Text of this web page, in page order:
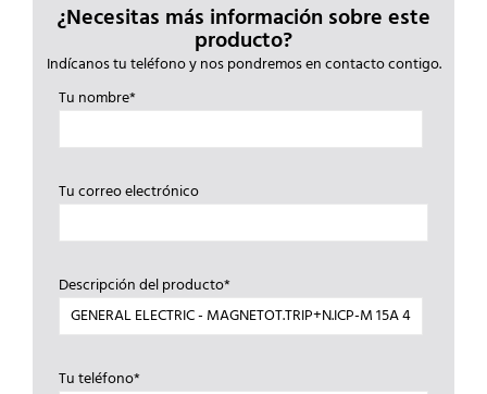
¿Necesitas más información sobre este
producto?
Indícanos tu teléfono y nos pondremos en contacto contigo.
Tu nombre*
Tu correo electrónico
Descripción del producto*
Tu teléfono*